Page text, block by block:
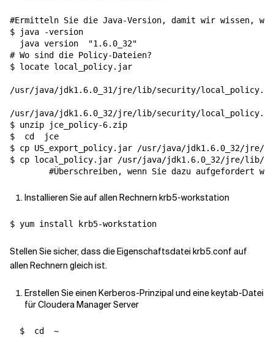
#Ermitteln Sie die Java-Version, damit wir wissen, wo
$ java -version
  java version
"1.6.0_32"
# Wo sind die Policy-Dateien?
$ locate local_policy.jar
/usr/java/jdk1.6.0_31/jre/lib/security/
/usr/java/jdk1.6.0_32/jre/lib/security/
$ unzip jce_policy-6.zip
$ cd
  jce
$ cp US_export_policy.jar /usr/java/jdk1.6.0_32/jre/
$ cp local_policy.jar /usr/java/jdk1.6.0_32/jre/lib/
#Überschreiben, wenn Sie dazu aufgefordert
Installieren Sie auf allen Rechnern krb5-workstation
Stellen Sie sicher, dass die Eigenschaftsdatei krb5.conf auf
allen Rechnern gleich ist.
Erstellen Sie einen Kerberos-Prinzipal und eine keytab-Datei
für Cloudera Manager Server
  $
cd
  ~